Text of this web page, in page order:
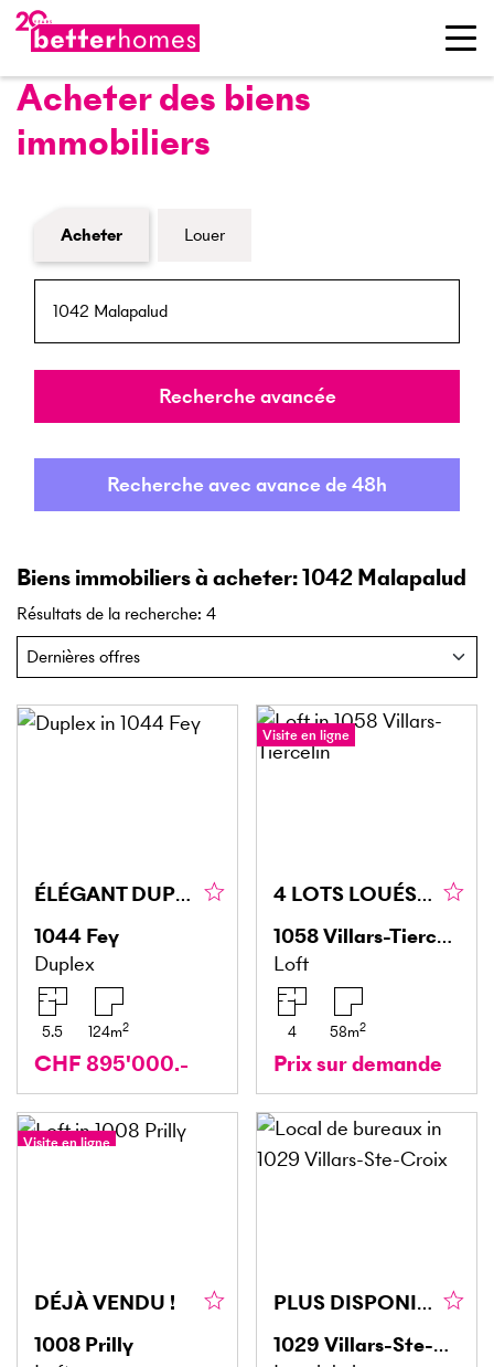
Acheter des biens
immobiliers
Formulaire de recherche de biens
Acheter Louer
NPA / Lieu
Rayon
Recherche avancée
Recherche avec avance de 48h
Biens immobiliers à acheter: 1042 Malapalud
Résultats de la recherche: 4
ÉLÉGANT DUPLEX BAIGNÉ DE LUMIÈRE
1044 Fey
Duplex
5.5 124m2
CHF 895'000.-
Visite en ligne
4 LOTS LOUÉS, RENDEMENT IMMÉDIAT !
1058Villars-Tiercelin
Loft
4 58m2
Prix sur demande
Visite en ligne
DÉJÀ VENDU !
1008 Prilly
PLUS DISPONIBLE
1029 Villars-Ste-Croix